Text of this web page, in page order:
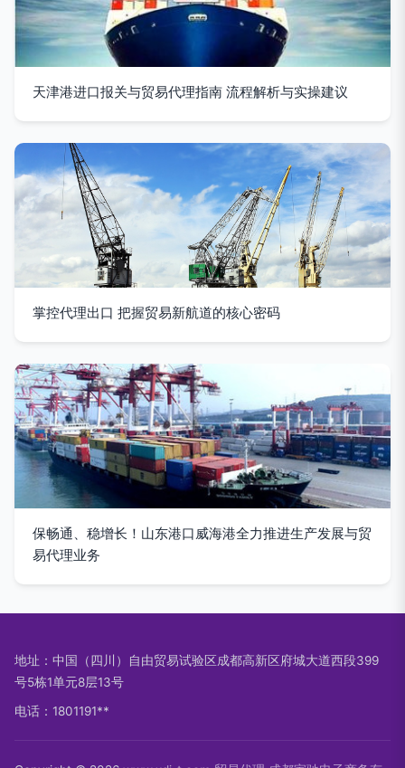
天津港进口报关与贸易代理指南 流程解析与实操建议
掌控代理出口 把握贸易新航道的核心密码
保畅通、稳增长！山东港口威海港全力推进生产发展与贸
易代理业务
地址：中国（四川）自由贸易试验区成都高新区府城大道西段399
号5栋1单元8层13号
电话：1801191**